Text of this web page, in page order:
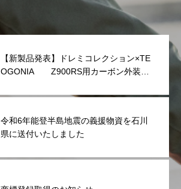
【新製品発表】ドレミコレクション×TE
OGONIA Z900RS用カーボン外装シ
令和6年能登半島地震の義援物資を石川
県に送付いたしました